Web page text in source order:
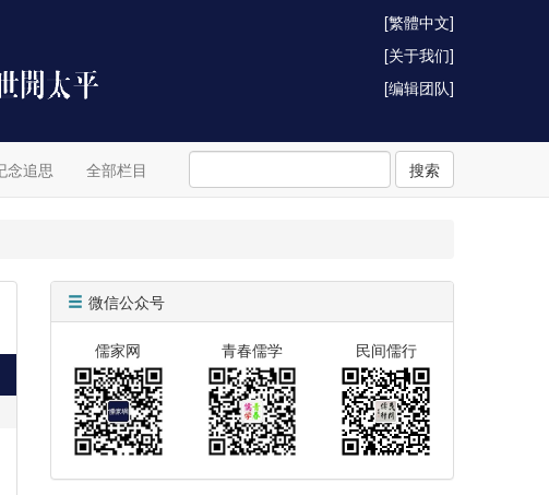
[繁體中文]
[关于我们]
[编辑团队]
念追思 全部栏目 搜索
微信公众号
儒家网 青春儒学 民间儒行